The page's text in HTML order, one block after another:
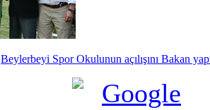
Beylerbeyi Spor Okulunun açılışını Bakan